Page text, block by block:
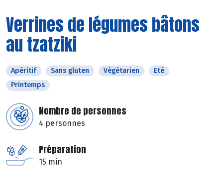
Verrines de légumes bâtons
au tzatziki
Apéritif Sans gluten Végétarien
Eté
Printemps
Nombre de personnes
4 personnes
Préparation
15 min